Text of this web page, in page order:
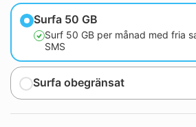
Surfa 50 GB
Surf 50 GB per månad med fria
SMS
Surfa obegränsat